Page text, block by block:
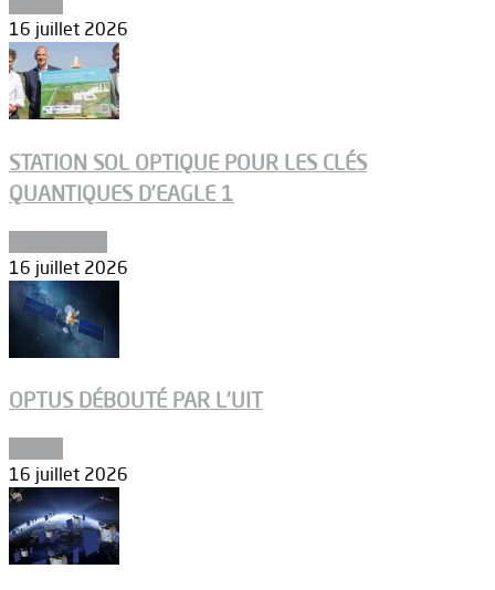
16 juillet 2026
STATION SOL OPTIQUE POUR LES CLÉS
QUANTIQUES D’EAGLE 1
16 juillet 2026
OPTUS DÉBOUTÉ PAR L’UIT
16 juillet 2026